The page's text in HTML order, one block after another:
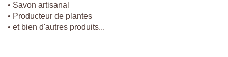
• Savon artisanal
• Producteur de plantes
• et bien d'autres produits...